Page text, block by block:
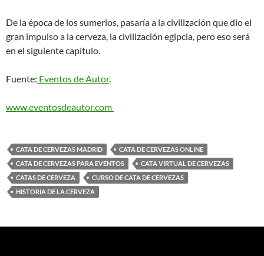
De la época de los sumerios, pasaría a la civilización que dio el
gran impulso a la cerveza, la civilización egipcia, pero eso será
en el siguiente capítulo.
Fuente: Eventos de Autor.
www.eventosdeautor.com
CATA DE CERVEZAS MADRID
CATA DE CERVEZAS ONLINE
CATA DE CERVEZAS PARA EVENTOS
CATA VIRTUAL DE CERVEZAS
CATAS DE CERVEZA
CURSO DE CATA DE CERVEZAS
HISTORIA DE LA CERVEZA